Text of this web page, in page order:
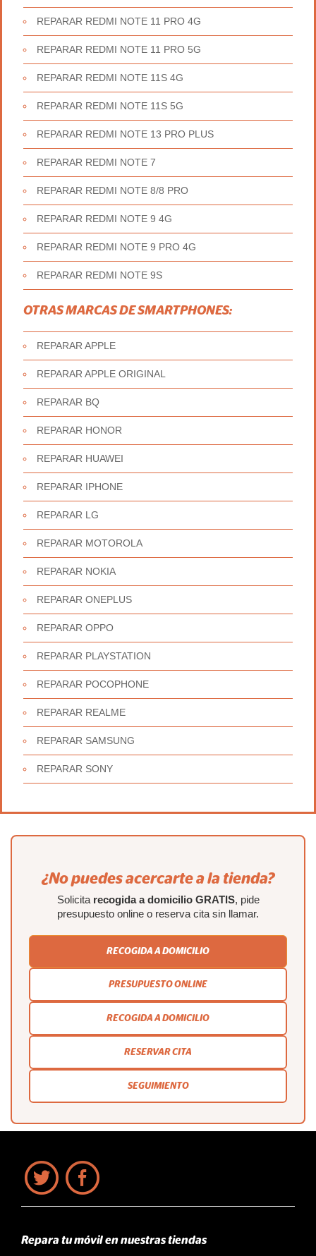
REPARAR REDMI NOTE 11 PRO 4G
REPARAR REDMI NOTE 11 PRO 5G
REPARAR REDMI NOTE 11S 4G
REPARAR REDMI NOTE 11S 5G
REPARAR REDMI NOTE 13 PRO PLUS
REPARAR REDMI NOTE 7
REPARAR REDMI NOTE 8/8 PRO
REPARAR REDMI NOTE 9 4G
REPARAR REDMI NOTE 9 PRO 4G
REPARAR REDMI NOTE 9S
OTRAS MARCAS DE SMARTPHONES:
REPARAR APPLE
REPARAR APPLE ORIGINAL
REPARAR BQ
REPARAR HONOR
REPARAR HUAWEI
REPARAR IPHONE
REPARAR LG
REPARAR MOTOROLA
REPARAR NOKIA
REPARAR ONEPLUS
REPARAR OPPO
REPARAR PLAYSTATION
REPARAR POCOPHONE
REPARAR REALME
REPARAR SAMSUNG
REPARAR SONY
¿No puedes acercarte a la tienda?
Solicita recogida a domicilio GRATIS, pide
presupuesto online o reserva cita sin llamar.
RECOGIDA A DOMICILIO
PRESUPUESTO ONLINE
RECOGIDA A DOMICILIO
RESERVAR CITA
SEGUIMIENTO
Repara tu móvil en nuestras tiendas